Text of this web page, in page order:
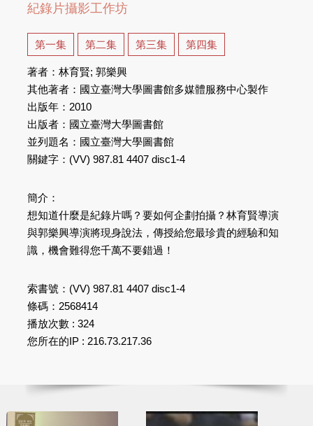
紀錄片攝影工作坊
第一集 第二集 第三集 第四集
著者：林育賢; 郭樂興
其他著者：國立臺灣大學圖書館多媒體服務中心製作
出版年：2010
出版者：國立臺灣大學圖書館
並列題名：國立臺灣大學圖書館
關鍵字：(VV) 987.81 4407 disc1-4
簡介：
想知道什麼是紀錄片嗎？要如何企劃拍攝？林育賢導演
與郭樂興導演將現身說法，傳授給您最珍貴的經驗和知
識，機會難得您千萬不要錯過！
索書號：(VV) 987.81 4407 disc1-4
條碼：2568414
播放次數 : 324
您所在的IP : 216.73.217.36